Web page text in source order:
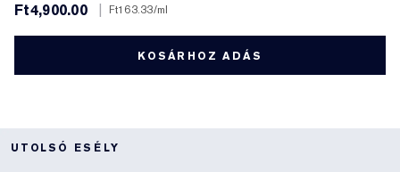
Ft4,900.00
Ft163.33/ml
KOSÁRHOZ ADÁS
UTOLSÓ ESÉLY